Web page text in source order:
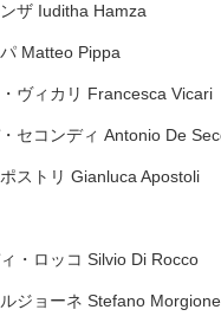
ザ Iuditha Hamza
Matteo Pippa
ヴィカリ Francesca Vicari
セコンディ Antonio De
ストリ Gianluca Apostoli
・ロッコ Silvio Di Rocco
ジョーネ Stefano Morgione